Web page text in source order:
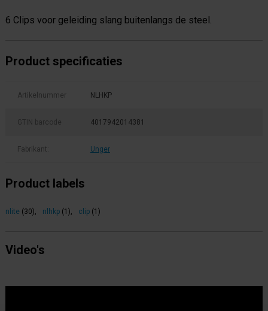
6 Clips voor geleiding slang buitenlangs de steel.
Product specificaties
Artikelnummer NLHKP
GTIN barcode 4017942014381
Fabrikant: Unger
Product labels
nlite (30), nlhkp (1), clip (1)
Video's